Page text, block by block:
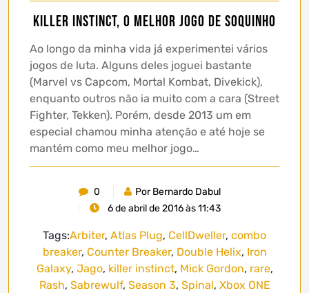
Killer Instinct, o melhor jogo de soquinho
Ao longo da minha vida já experimentei vários
jogos de luta. Alguns deles joguei bastante
(Marvel vs Capcom, Mortal Kombat, Divekick),
enquanto outros não ia muito com a cara (Street
Fighter, Tekken). Porém, desde 2013 um em
especial chamou minha atenção e até hoje se
mantém como meu melhor jogo…
0
Por Bernardo Dabul
6 de abril de 2016 às 11:43
Tags:Arbiter, Atlas Plug, CellDweller, combo
breaker, Counter Breaker, Double Helix, Iron
Galaxy, Jago, killer instinct, Mick Gordon, rare,
Rash, Sabrewulf, Season 3, Spinal, Xbox ONE